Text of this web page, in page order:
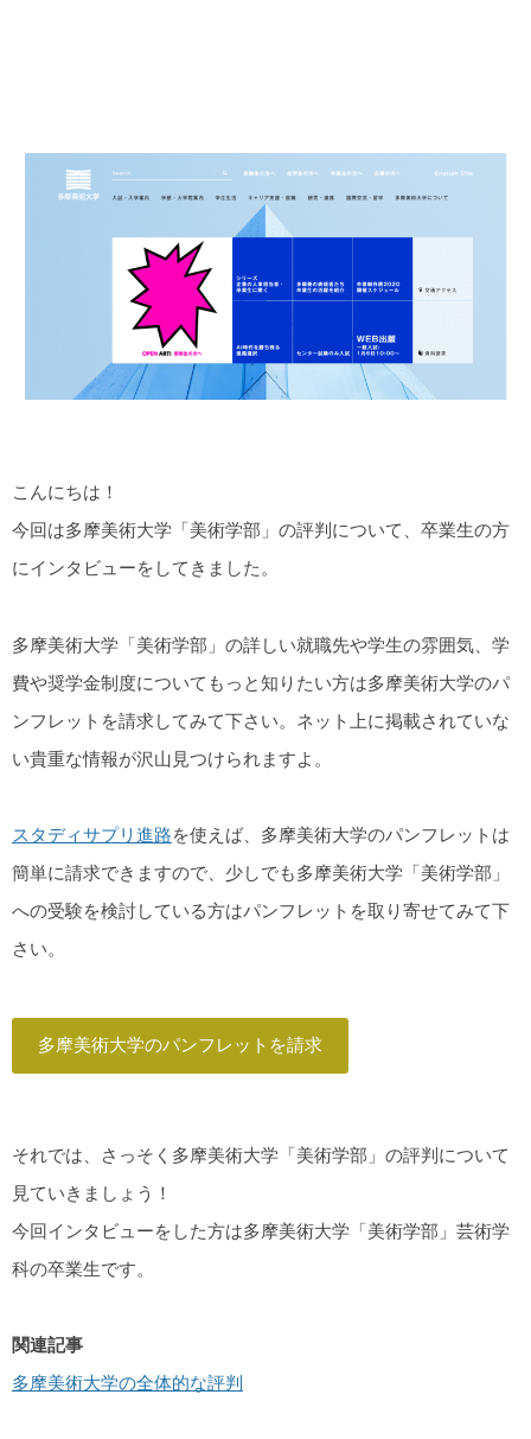
こんにちは！
今回は多摩美術大学「美術学部」の評判について、卒業生の方
にインタビューをしてきました。
多摩美術大学「美術学部」の詳しい就職先や学生の雰囲気、学
費や奨学金制度についてもっと知りたい方は多摩美術大学のパ
ンフレットを請求してみて下さい。ネット上に掲載されていな
い貴重な情報が沢山見つけられますよ。
スタディサプリ進路を使えば、多摩美術大学のパンフレットは
簡単に請求できますので、少しでも多摩美術大学「美術学部」
への受験を検討している方はパンフレットを取り寄せてみて下
さい。
多摩美術大学のパンフレットを請求
それでは、さっそく多摩美術大学「美術学部」の評判について
見ていきましょう！
今回インタビューをした方は多摩美術大学「美術学部」芸術学
科の卒業生です。
関連記事
多摩美術大学の全体的な評判